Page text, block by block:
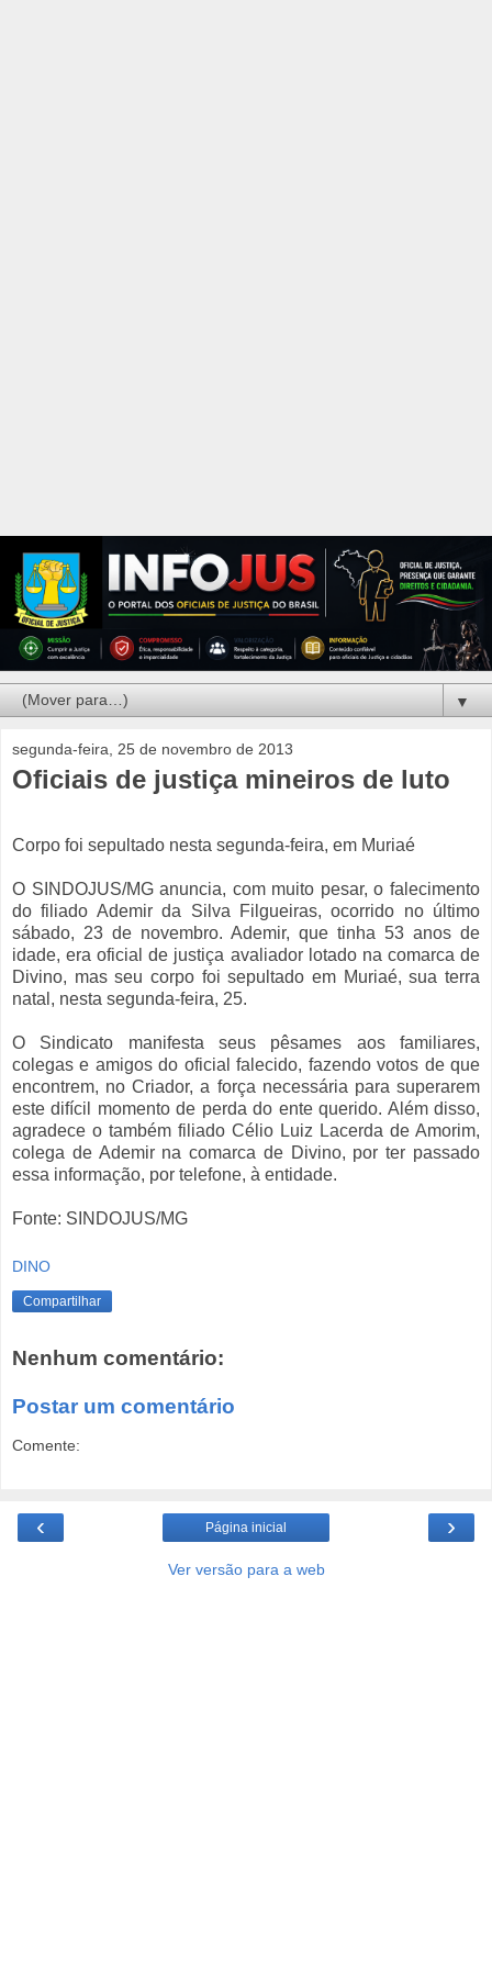
▼
segunda-feira, 25 de novembro de 2013
Oficiais de justiça mineiros de luto
Corpo foi sepultado nesta segunda-feira, em Muriaé
O SINDOJUS/MG anuncia, com muito pesar, o falecimento
do filiado Ademir da Silva Filgueiras, ocorrido no último
sábado, 23 de novembro. Ademir, que tinha 53 anos de
idade, era oficial de justiça avaliador lotado na comarca de
Divino, mas seu corpo foi sepultado em Muriaé, sua terra
natal, nesta segunda-feira, 25.
O Sindicato manifesta seus pêsames aos familiares,
colegas e amigos do oficial falecido, fazendo votos de que
encontrem, no Criador, a força necessária para superarem
este difícil momento de perda do ente querido. Além disso,
agradece o também filiado Célio Luiz Lacerda de Amorim,
colega de Ademir na comarca de Divino, por ter passado
essa informação, por telefone, à entidade.
Fonte: SINDOJUS/MG
DINO
Compartilhar
Nenhum comentário:
Postar um comentário
Comente:
‹ ›
Página inicial
Ver versão para a web